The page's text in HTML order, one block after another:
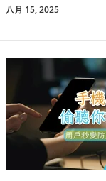
八月 15, 2025